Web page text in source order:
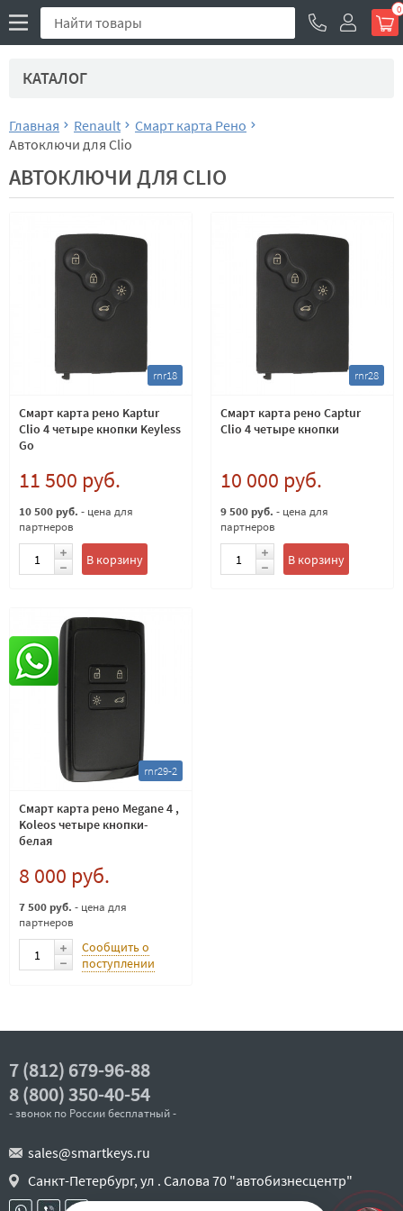
0
КАТАЛОГ
Главная Renault
Смарт карта Рено
Автоключи для Clio
АВТОКЛЮЧИ ДЛЯ CLIO
rnr18
Смарт карта рено Kaptur
Clio 4 четыре кнопки Keyless
Go
11 500 руб.
10 500 руб. - цена для
партнеров
В корзину
rnr28
Смарт карта рено Captur
Clio 4 четыре кнопки
10 000 руб.
9 500 руб. - цена для
партнеров
В корзину
rnr29-2
Смарт карта рено Megane 4 ,
Koleos четыре кнопки-
белая
8 000 руб.
7 500 руб. - цена для
партнеров
Сообщить о
поступлении
7 (812) 679-96-88
8 (800) 350-40-54
- звонок по России бесплатный -
sales@smartkeys.ru
Санкт-Петербург, ул . Салова 70 "автобизнесцентр"